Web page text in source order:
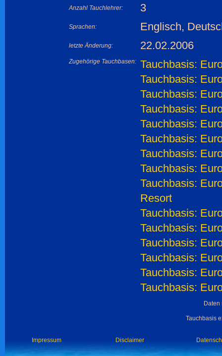
Anzahl Tauchlehrer: 3
Sprachen: Englisch,
letzte Änderung: 22.02.2006
Zugehörige Tauchbasen: Tauchbasis:
Tauchbasis:
Tauchbasis:
Tauchbasis:
Tauchbasis:
Tauchbasis:
Tauchbasis:
Tauchbasis:
Tauchbasis:
Resort
Tauchbasis:
Tauchbasis:
Tauchbasis:
Tauchbasis:
Tauchbasis:
Tauchbasis:
Tauchbasis
Impressum Disclaimer